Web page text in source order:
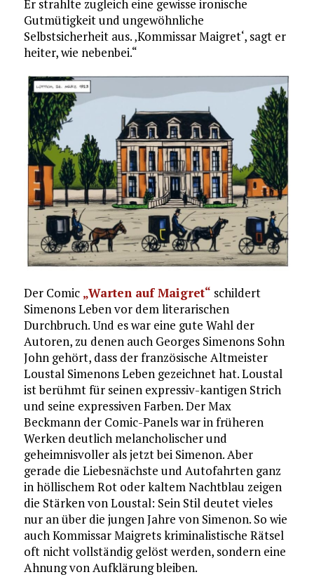
Er strahlte zugleich eine gewisse ironische
Gutmütigkeit und ungewöhnliche
Selbstsicherheit aus. ‚Kommissar Maigret‘, sagt er
heiter, wie nebenbei.“
Der Comic „Warten auf Maigret“ schildert
Simenons Leben vor dem literarischen
Durchbruch. Und es war eine gute Wahl der
Autoren, zu denen auch Georges Simenons Sohn
John gehört, dass der französische Altmeister
Loustal Simenons Leben gezeichnet hat. Loustal
ist berühmt für seinen expressiv-kantigen Strich
und seine expressiven Farben. Der Max
Beckmann der Comic-Panels war in früheren
Werken deutlich melancholischer und
geheimnisvoller als jetzt bei Simenon. Aber
gerade die Liebesnächste und Autofahrten ganz
in höllischem Rot oder kaltem Nachtblau zeigen
die Stärken von Loustal: Sein Stil deutet vieles
nur an über die jungen Jahre von Simenon. So wie
auch Kommissar Maigrets kriminalistische Rätsel
oft nicht vollständig gelöst werden, sondern eine
Ahnung von Aufklärung bleiben.